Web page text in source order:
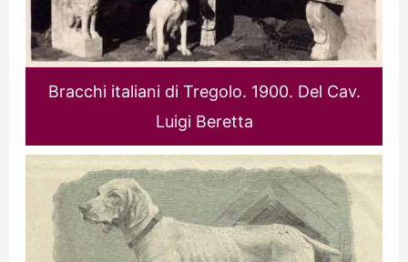
Bracchi italiani di Tregolo. 1900. Del Cav.
Luigi Beretta